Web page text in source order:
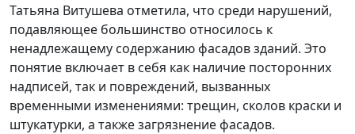
Татьяна Витушева отметила, что среди нарушений,
подавляющее большинство относилось к
ненадлежащему содержанию фасадов зданий. Это
понятие включает в себя как наличие посторонних
надписей, так и повреждений, вызванных
временными изменениями: трещин, сколов краски и
штукатурки, а также загрязнение фасадов.